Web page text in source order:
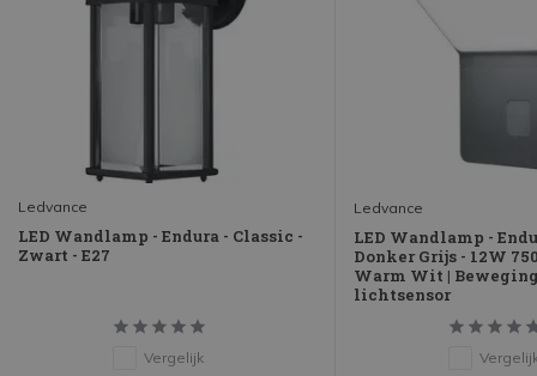
Ledvance
LED Wandlamp - Endura - Classic -
Zwart - E27
Vergelijk
Ledvance
LED Wandlamp -
Donker Grijs - 12W
Warm Wit |
lichtsensor